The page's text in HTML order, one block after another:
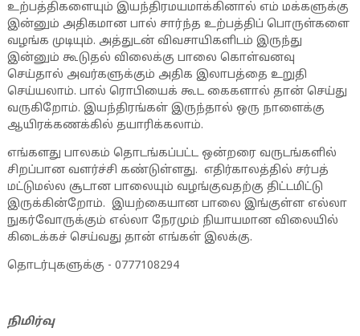
உற்பத்திகளையும் இயந்திரமயமாக்கினால் எம் மக்களுக்கு
இன்னும் அதிகமான பால் சார்ந்த உற்பத்திப் பொருள்களை
வழங்க முடியும். அத்துடன் விவசாயிகளிடம் இருந்து
இன்னும் கூடுதல் விலைக்கு பாலை கொள்வனவு
செய்தால் அவர்களுக்கும் அதிக இலாபத்தை உறுதி
செய்யலாம். பால் ரொபியைக் கூட கைகளால் தான் செய்து
வருகிறோம். இயந்திரங்கள் இருந்தால் ஒரு நாளைக்கு
ஆயிரக்கணக்கில் தயாரிக்கலாம்.
எங்களது பாலகம் தொடங்கப்பட்ட ஒன்றரை வருடங்களில்
சிறப்பான வளர்ச்சி கண்டுள்ளது. எதிர்காலத்தில் சர்பத்
மட்டுமல்ல சூடான பாலையும் வழங்குவதற்கு திட்டமிட்டு
இருக்கின்றோம். இயற்கையான பாலை இங்குள்ள எல்லா
நுகர்வோருக்கும் எல்லா நேரமும் நியாயமான விலையில்
கிடைக்கச் செய்வது தான் எங்கள் இலக்கு.
தொடர்புகளுக்கு - 0777108294
நிமிர்வு